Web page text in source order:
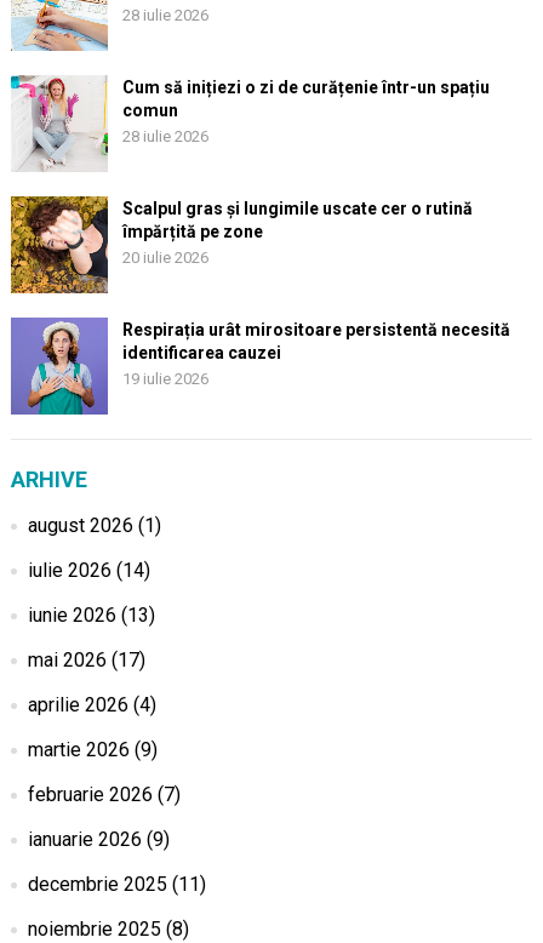
28 iulie 2026
Cum să inițiezi o zi de curățenie într-un spațiu
comun
28 iulie 2026
Scalpul gras și lungimile uscate cer o rutină
împărțită pe zone
20 iulie 2026
Respirația urât mirositoare persistentă necesită
identificarea cauzei
19 iulie 2026
ARHIVE
august 2026 (1)
iulie 2026 (14)
iunie 2026 (13)
mai 2026 (17)
aprilie 2026 (4)
martie 2026 (9)
februarie 2026 (7)
ianuarie 2026 (9)
decembrie 2025 (11)
noiembrie 2025 (8)